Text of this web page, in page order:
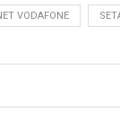
VODAFONE